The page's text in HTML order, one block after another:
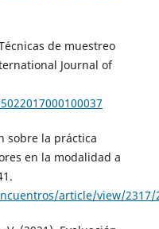
de muestreo
Journal of
sobre la práctica
en la modalidad a
article/view/2317/